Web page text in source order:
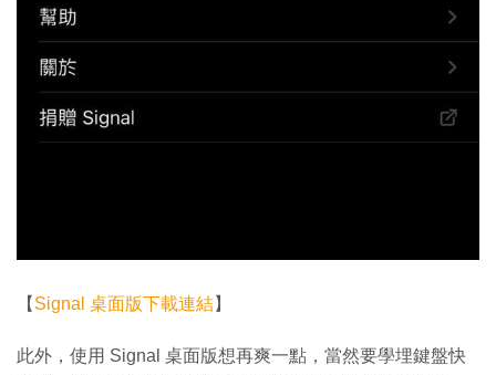
【 Signal 桌面版下載連結】
此外，使用 Signal 桌面版想再爽一點，當然要學埋鍵盤快